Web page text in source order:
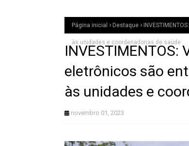
Página inicial Destaque
às unidades e coordenadorias de saúde
eletrônicos são
às unidades e
novembro 01, 2023